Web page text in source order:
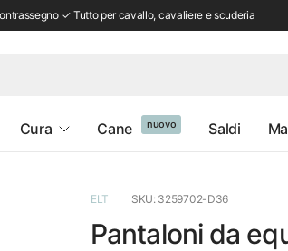
✓ Tutto per cavallo, cavaliere e scuderia
Cura Cane nuovo Saldi
ELT SKU: 3259702-D36
Pantaloni da